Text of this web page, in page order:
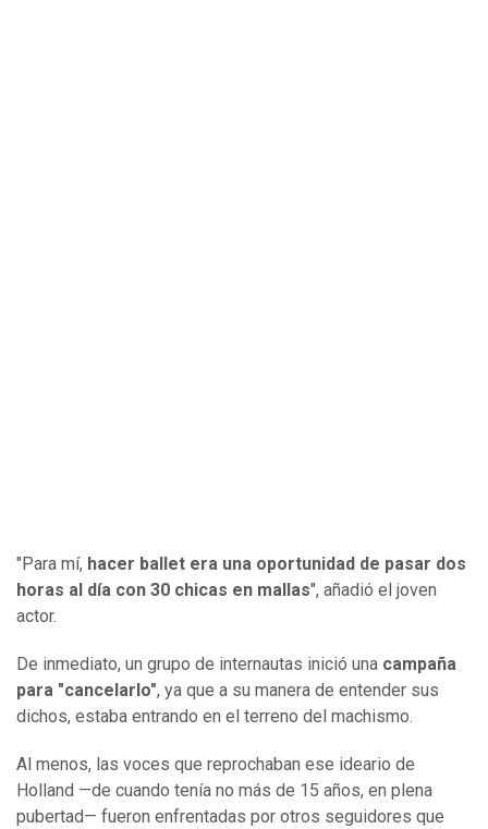
"Para mí, hacer ballet era una oportunidad de pasar dos
horas al día con 30 chicas en mallas", añadió el joven
actor.
De inmediato, un grupo de internautas inició una campaña
para "cancelarlo", ya que a su manera de entender sus
dichos, estaba entrando en el terreno del machismo.
Al menos, las voces que reprochaban ese ideario de
Holland —de cuando tenía no más de 15 años, en plena
pubertad— fueron enfrentadas por otros seguidores que